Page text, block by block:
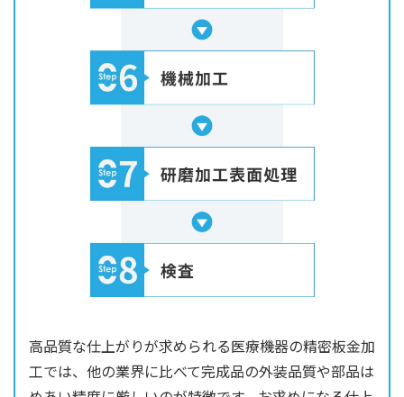
高品質な仕上がりが求められる医療機器の精密板金加
工では、他の業界に比べて完成品の外装品質や部品は